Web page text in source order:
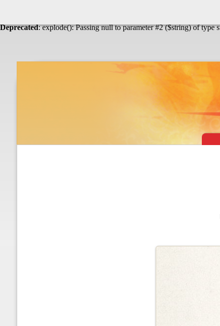
Deprecated: explode(): Passing null to parameter #2 ($string) of type
Théâtre & vaudevilles